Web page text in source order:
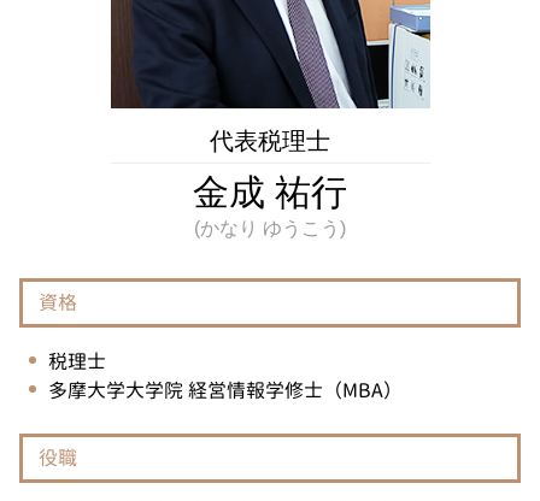
所得 隠し とは
税務 相談 とは
税務相談 神奈川県 税理士
税務相談 東京都 税理士
税務相談 調布市 税理士
相続 調布市 税理士代表税理士
金成 祐行
資格
税理士
多摩大学大学院 経営情報学修士（MBA）
役職